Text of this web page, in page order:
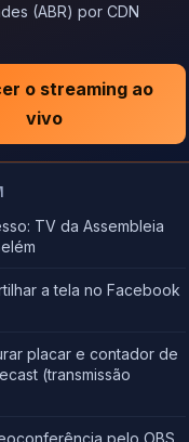
(ABR) por CDN
o streaming ao
vivo
TV da Assembleia
a tela no Facebook
placar e contador de
(transmissão
pelo OBS